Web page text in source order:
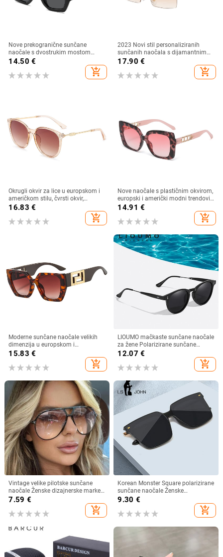
Nove prekogranične sunčane
naočale s dvostrukim mostom
nepravilnog oblika, europski i
američki stil, popularne, moderne
sunčane naočale, jedinstvene
14.50 €
add_shopping_cart
2023 Novi stil personaliziranih
sunčanih naočala s dijamantnim
umetkom, moderne i četvrtaste
naočale s dijamantnim rezom, hip
hop sunčane naočale u uličnom
17.90 €
add_shopping_cart
Okrugli okvir za lice u europskom i
američkom stilu, čvrsti okvir,
moderne retro okrugle metalne
naočale
16.83 €
add_shopping_cart
Nove naočale s plastičnim okvirom,
europski i američki modni trendovi
s velikim okvirom, sunčane naočale
14.91 €
add_shopping_cart
Moderne sunčane naočale velikih
dimenzija u europskom i
američkom stilu, ženske četvrtaste
sunčane naočale s otvorenim
krojem i širokim nogama,
prekograničnim krojem
15.83 €
add_shopping_cart
LIOUMO mačkaste sunčane naočale
za žene Polarizirane sunčane
naočale za muškarce Anti-Glare
Vintage naočale Trendy Shade
Brown Lens zonnebril dames
12.07 €
add_shopping_cart
Vintage velike pilotske sunčane
naočale Ženske dizajnerske marke
Crno-žute naočale s gradijentnim
sunčanim naočalama velikog
okvira UV400 Luksuzne muške
7.59 €
add_shopping_cart
Korean Monster Square polarizirane
sunčane naočale Ženske
visokokvalitetne nježne luksuzne
sunčane naočale Muške prevelike
nijanse UV400 naočale
9.30 €
add_shopping_cart